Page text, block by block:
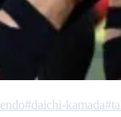
#daichi-kamada